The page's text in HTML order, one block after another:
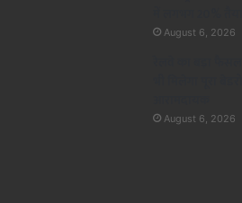
August 6, 2026
August 6, 2026